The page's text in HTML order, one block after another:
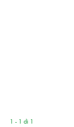
1 - 1 di 1